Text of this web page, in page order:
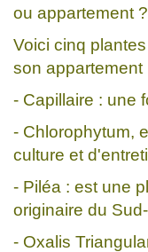
ou appartement ?
Voici cinq
son appartement
- Capillaire : une
- Chlorophytum,
culture et
- Piléa : est une
originaire du
- Oxalis